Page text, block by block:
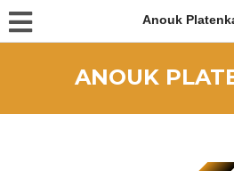
Anouk
ANOUK